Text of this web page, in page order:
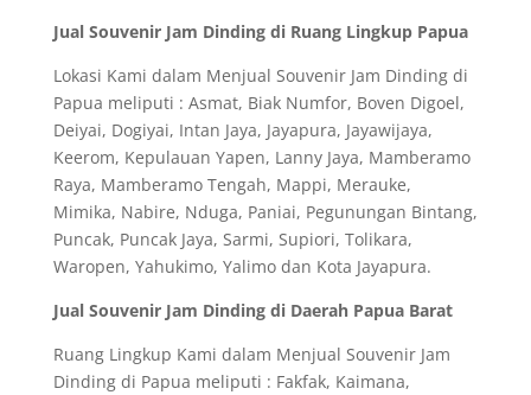
Jual Souvenir Jam Dinding di Ruang Lingkup Papua
Lokasi Kami dalam Menjual Souvenir Jam Dinding di
Papua meliputi : Asmat, Biak Numfor, Boven Digoel,
Deiyai, Dogiyai, Intan Jaya, Jayapura, Jayawijaya,
Keerom, Kepulauan Yapen, Lanny Jaya, Mamberamo
Raya, Mamberamo Tengah, Mappi, Merauke,
Mimika, Nabire, Nduga, Paniai, Pegunungan Bintang,
Puncak, Puncak Jaya, Sarmi, Supiori, Tolikara,
Waropen, Yahukimo, Yalimo dan Kota Jayapura.
Jual Souvenir Jam Dinding di Daerah Papua Barat
Ruang Lingkup Kami dalam Menjual Souvenir Jam
Dinding di Papua meliputi : Fakfak, Kaimana,